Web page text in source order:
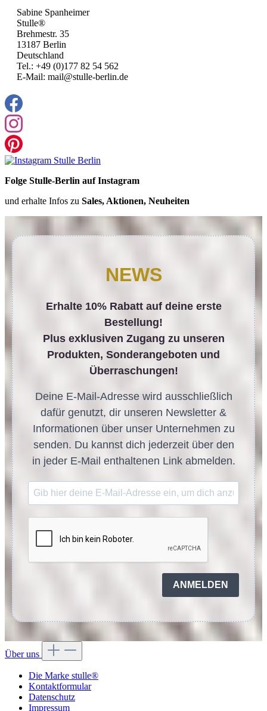
Sabine Spanheimer
Stulle®
Brehmestr. 35
13187 Berlin
Deutschland
Tel.: +49 (0)177 82 54 562
E-Mail: mail@stulle-berlin.de
Folge Stulle-Berlin auf Instagram
und erhalte Infos zu Sales, Aktionen, Neuheiten
NEWS
Erhalte 10% Rabatt auf deine erste
Bestellung!
Plus exklusiven Zugang zu unseren
Produkten, Sonderangeboten und
Überraschungen!
Deine E-Mail-Adresse wird ausschließlich
dafür genutzt, dir unseren Newsletter &
Informationen über unser Unternehmen zu
senden. Du kannst dich jederzeit über den
in jeder E-Mail enthaltenen Link abmelden.
ANMELDEN
Über uns
Die Marke stulle®
Kontaktformular
Datenschutz
Impressum